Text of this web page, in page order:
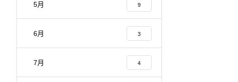
5月 9
6月 3
7月 4